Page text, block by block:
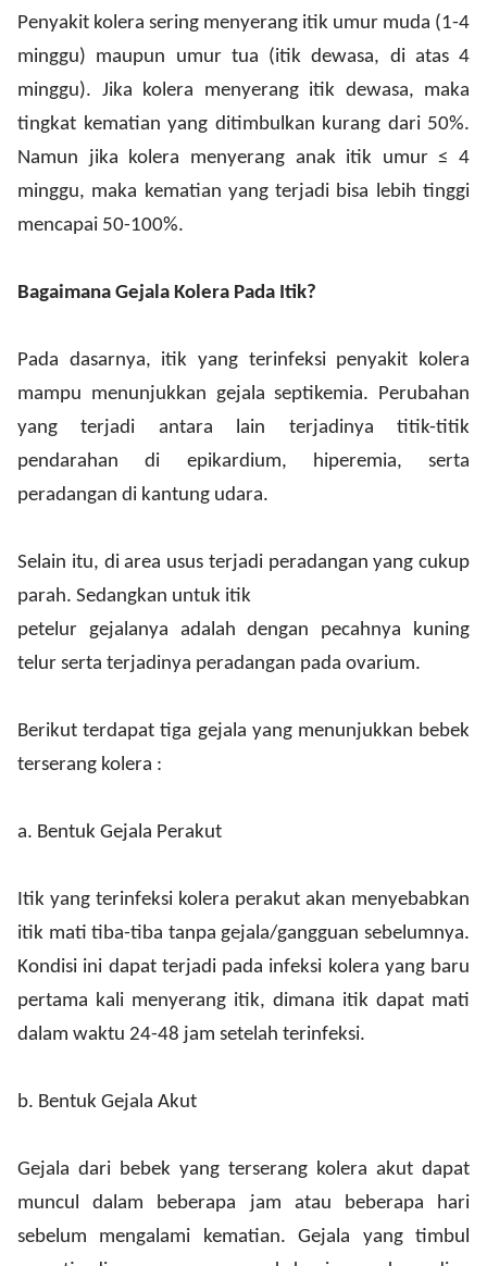
Penyakit kolera sering menyerang itik umur muda (1-4
minggu) maupun umur tua (itik dewasa, di atas 4
minggu). Jika kolera menyerang itik dewasa, maka
tingkat kematian yang ditimbulkan kurang dari 50%.
Namun jika kolera menyerang anak itik umur ≤ 4
minggu, maka kematian yang terjadi bisa lebih tinggi
mencapai 50-100%.
Bagaimana Gejala Kolera Pada Itik?
Pada dasarnya, itik yang terinfeksi penyakit kolera
mampu menunjukkan gejalaseptikemia. Perubahan
yang terjadi antara lain terjadinya titik-titik
pendarahan di epikardium, hiperemia, serta
peradangan di kantung udara.
Selain itu, di area usus terjadi peradangan yang cukup
parah. Sedangkan untuk itik
petelur gejalanya adalah dengan pecahnya kuning
telur serta terjadinya peradangan pada ovarium.
Berikut terdapat tiga gejala yang menunjukkan bebek
terserang kolera :
a. Bentuk Gejala Perakut
Itik yang terinfeksi kolera perakut akan menyebabkan
itik mati tiba-tiba tanpa gejala/gangguan sebelumnya.
Kondisi ini dapat terjadi pada infeksi kolera yang baru
pertama kali menyerang itik, dimana itik dapat mati
dalam waktu 24-48 jam setelah terinfeksi.
b. Bentuk Gejala Akut
Gejala dari bebek yang terserang kolera akut dapat
muncul dalam beberapa jam atau beberapa hari
sebelum mengalami kematian. Gejala yang timbul